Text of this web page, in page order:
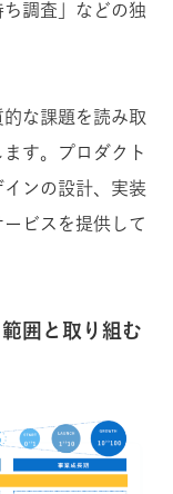
調査」などの独
な課題を読み取
す。プロダクト
ンの設計、実装
ビスを提供して
囲と取り組む